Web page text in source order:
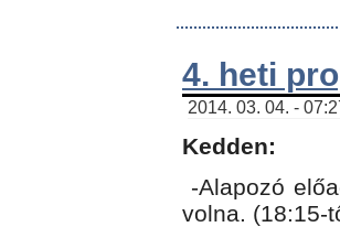
4. heti
2014. 03. 04. -
Kedden:
-Alapozó
volna. (18:15-